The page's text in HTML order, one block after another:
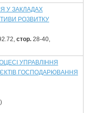
У ЗАКЛАДАХ
РОЗВИТКУ
стор.28-40,
УПРАВЛІННЯ
ГОСПОДАРЮВАННЯ